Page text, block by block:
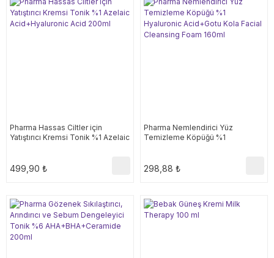
Pharma Hassas Ciltler için
Yatıştırıcı Kremsi Tonik %1 Azelaic
499,90 ₺
Pharma Nemlendirici Yüz
Temizleme Köpüğü %1
298,88 ₺